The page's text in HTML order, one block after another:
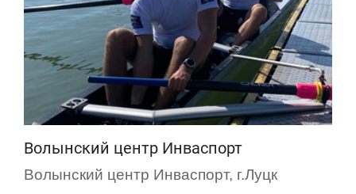
Волынский центр Инваспорт
Волынский центр Инваспорт, г.Луцк